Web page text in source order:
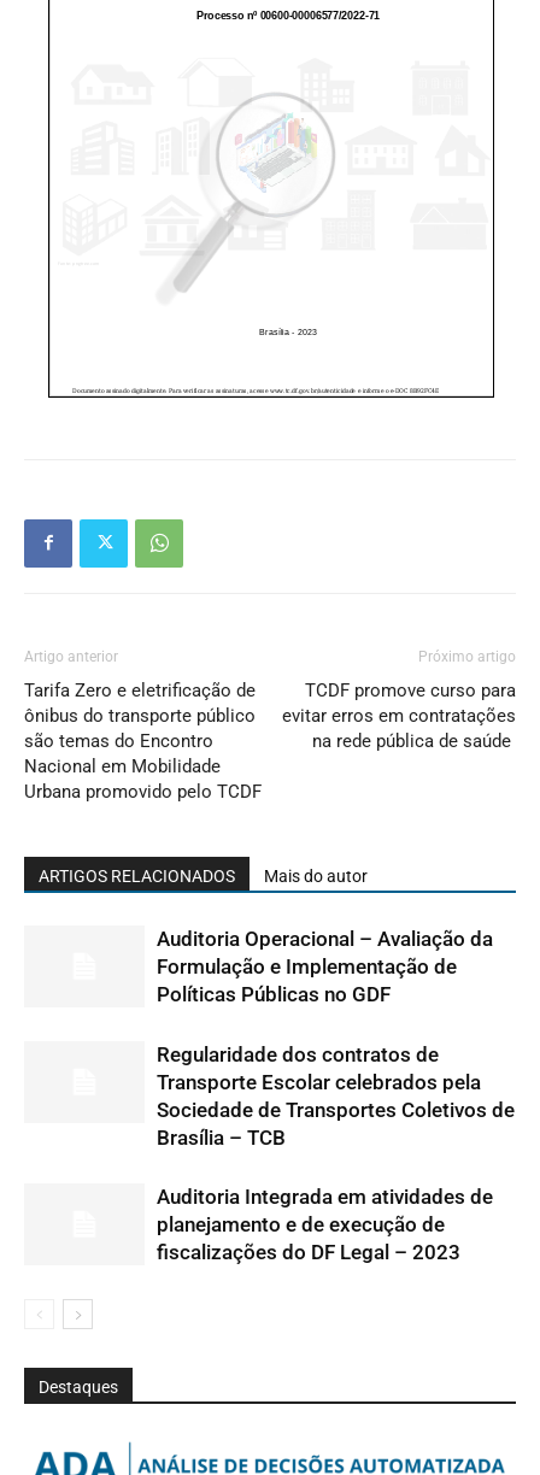
Artigo anterior
Tarifa Zero e eletrificação de
ônibus do transporte público
são temas do Encontro
Nacional em Mobilidade
Urbana promovido pelo TCDF
Próximo artigo
TCDF promove curso para
evitar erros em contratações
na rede pública de saúde
ARTIGOS RELACIONADOS Mais do autor
Auditoria Operacional – Avaliação da
Formulação e Implementação de
Políticas Públicas no GDF
Regularidade dos contratos de
Transporte Escolar celebrados pela
Sociedade de Transportes Coletivos de
Brasília – TCB
Auditoria Integrada em atividades de
planejamento e de execução de
fiscalizações do DF Legal – 2023
Destaques